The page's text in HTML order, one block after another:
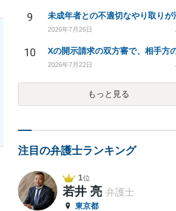
9
2026年7月26日
10
2026年7月22日
もっと見る
注目の弁護士ランキング
1位
若井 亮 弁護士
東京都